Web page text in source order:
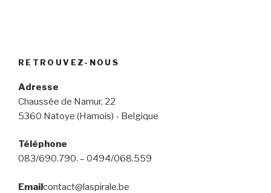
RETROUVEZ-NOUS
Adresse
Chaussée de Namur, 22
5360 Natoye (Hamois) - Belgique
Téléphone
083/690.790. – 0494/068.559
Emailcontact@laspirale.be